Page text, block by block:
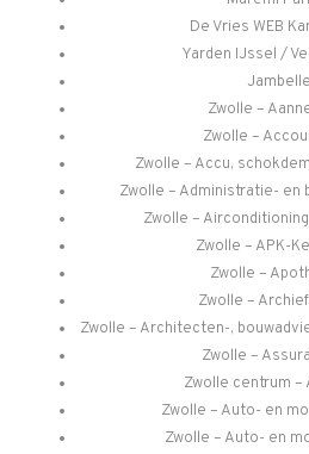
De Vries WEB
Yarden IJssel /
Jambelle
Zwolle –
Zwolle –
Zwolle – Accu,
Zwolle – Administratie- en
Zwolle –
Zwolle – APK-
Zwolle –
Zwolle –
Zwolle – Architecten-,
Zwolle –
Zwolle centrum –
Zwolle – Auto- en
Zwolle – Auto- en